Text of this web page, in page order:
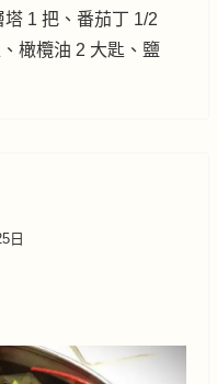
1 把、番茄丁 1/2
橄欖油 2 大匙、鹽
日